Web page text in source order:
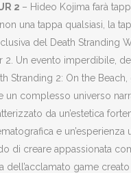
2 – Hideo Kojima farà
una tappa qualsiasi, la
del Death Stranding
2. Un evento imperdibile,
Stranding 2: On the
un complesso universo
da un’estetica
e un’esperienza
di creare appassionata
dell’acclamato game